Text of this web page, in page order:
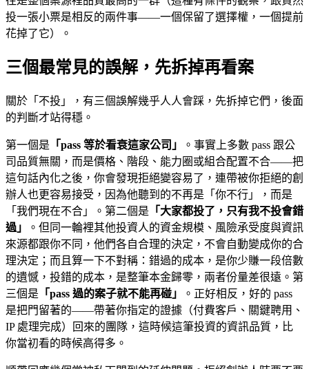
投一張小票是相反的兩件事——一個保留了選擇權，一個提前
花掉了它）。
三個最常見的誤解，先拆掉再看案
關於「不投」，有三個誤解幾乎人人會踩，先拆掉它們，後面
的判斷才站得穩。
第一個是 「pass 等於看衰這家公司」
。事實上多數 pass 跟公
司品質無關，而是價格、階段、能力圈或組合配置不合——把
這句話內化之後，你會發現拒絕變容易了，連帶被你拒絕的創
辦人也更容易接受，因為他聽到的不再是「你不行」，而是
「我們現在不合」。第二個是 「大家都投了，只有我不投會錯
過」
。但同一輪裡其他投資人的資金規模、風險承受度與資訊
來源都跟你不同，他們各自合理的決定，不會自動變成你的合
理決定；而且算一下不對稱：錯過的成本，是你少賺一段倍數
的遺憾，投錯的成本，是整筆本金歸零，兩者份量差很遠。第
三個是 「pass 過的案子就不能再碰」
。正好相反，好的 pass
是把門留著的——帶著你指定的證據（付費客戶、關鍵聘用、
IP 處理完成）回來的團隊，這時候這筆投資的資訊品質，比
你當初看的時候高得多。